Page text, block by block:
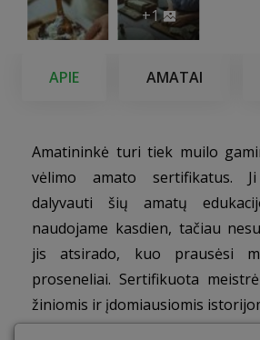
+1
APIE AMATAI
Amatininkė turi tiek muilo
vėlimo amato sertifikatus.
dalyvauti šių amatų
naudojame kasdien, tačiau
jis atsirado, kuo prausėsi
proseneliai. Sertifikuota
žiniomis ir įdomiausiomis